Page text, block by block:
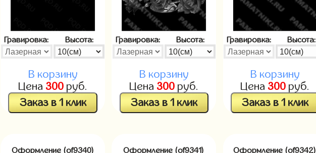
Гравировка: Высота:
В корзину
Цена 300 руб.
Заказ в 1 клик
Гравировка: Высота:
В корзину
Цена 300 руб.
Заказ в 1 клик
Гравировка: Высота:
В корзину
Цена 300 руб.
Заказ в 1 клик
Оформление (of9340) Оформление (of9341) Оформление (of9342)